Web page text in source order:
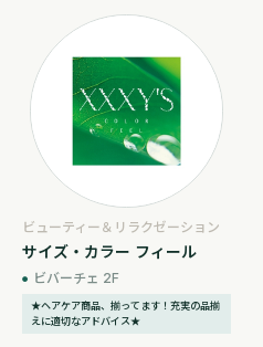
ビューティー＆リラクゼーション
サイズ・カラー フィール
ビバーチェ 2F
★ヘアケア商品、揃ってます！充実の品揃
えに適切なアドバイス★